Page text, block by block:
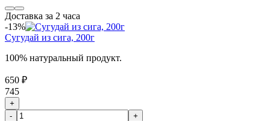
Доставка за 2 часа
-13%
Сугудай из сига, 200г
100% натуральный продукт.
650 ₽
745
+
-
+